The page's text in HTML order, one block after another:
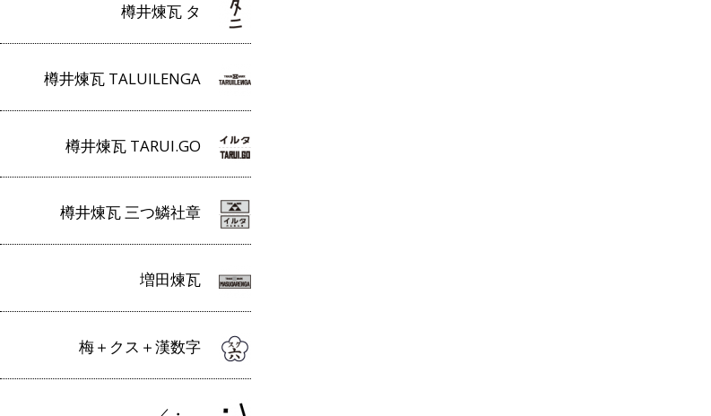
樽井煉瓦 タ
樽井煉瓦 TALUILENGA
樽井煉瓦 TARUI.GO
樽井煉瓦 三つ鱗社章
増田煉瓦
梅＋クス＋漢数字